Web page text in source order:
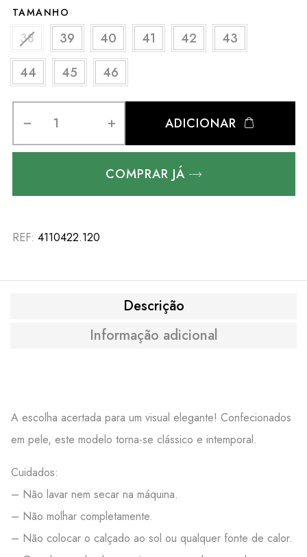
TAMANHO
38 39 40 41 42
43
44
45 46
ADICIONAR
COMPRAR JÁ
REF: 4110422.120
Descrição
Informação adicional
A escolha acertada para um visual elegante! Confecionados
em pele, este modelo torna-se clássico e intemporal.
Cuidados:
– Não lavar nem secar na máquina.
– Não molhar completamente.
– Não colocar o calçado ao sol ou qualquer fonte de calor.